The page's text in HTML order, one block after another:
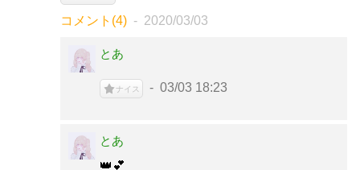
コメント(4) 2020/03/03
とあ
ナイス 03/03 18:23
とあ
👑︎💕︎